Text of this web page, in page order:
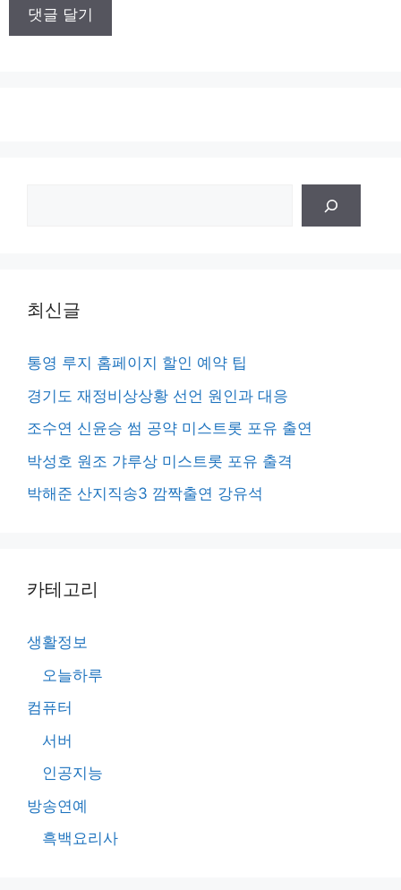
최신글
통영 루지 홈페이지 할인 예약 팁
경기도 재정비상상황 선언 원인과 대응
조수연 신윤승 썸 공약 미스트롯 포유 출연
박성호 원조 갸루상 미스트롯 포유 출격
박해준 산지직송3 깜짝출연 강유석
카테고리
생활정보
오늘하루
컴퓨터
서버
인공지능
방송연예
흑백요리사